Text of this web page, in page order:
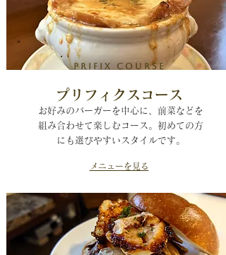
Prifix course
​プリフィクスコース
​お好みのバーガーを中心に、前菜などを
組み合わせて楽しむコース。初めての方
にも選びやすいスタイルです。
メニューを見る